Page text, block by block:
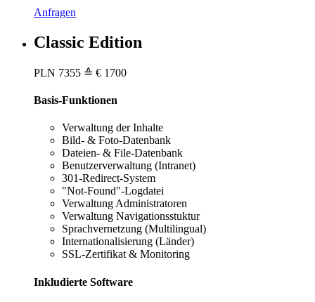
Anfragen
Classic Edition
PLN 7355 ≙ € 1700
Basis-Funktionen
Verwaltung der Inhalte
Bild- & Foto-Datenbank
Dateien- & File-Datenbank
Benutzerverwaltung (Intranet)
301-Redirect-System
"Not-Found"-Logdatei
Verwaltung Administratoren
Verwaltung Navigationsstuktur
Sprachvernetzung (Multilingual)
Internationalisierung (Länder)
SSL-Zertifikat & Monitoring
Inkludierte Software